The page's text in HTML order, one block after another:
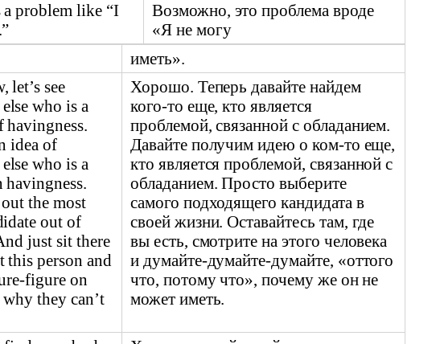
a problem like “I
Возможно, это проблема вроде
«Я не могу
иметь».
let’s see
who is a
havingness.
idea of
who is a
the most
out of
just sit there
this person and
figure on
they can’t
Хорошо. Теперь давайте найдем
кого-то еще, кто является
проблемой, связанной с обладанием.
Давайте получим идею о ком-то еще,
кто является проблемой, связанной с
обладанием. Просто выберите
самого подходящего кандидата в
своей жизни. Оставайтесь там, где
вы есть, смотрите на этого человека
и думайте-думайте-думайте, «оттого
что, потому что», почему же он не
может иметь.